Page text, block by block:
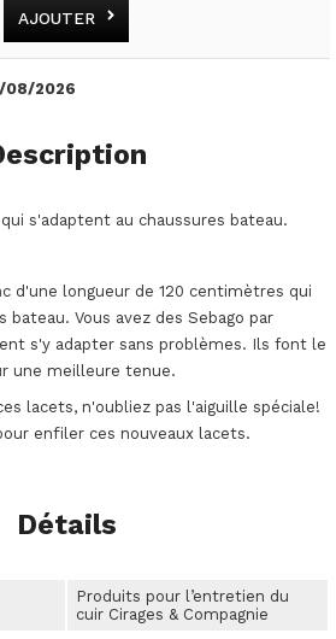
AJOUTER
08/2026
s'adaptent au chaussures bateau.
d'une longueur de 120 centimètres qui
bateau. Vous avez des Sebago par
s'y adapter sans problèmes. Ils font le
une meilleure tenue.
lacets, n'oubliez pas l'aiguille spéciale!
enfiler ces nouveaux lacets.
Détails
Produits pour l’entretien du
cuir Cirages & Compagnie